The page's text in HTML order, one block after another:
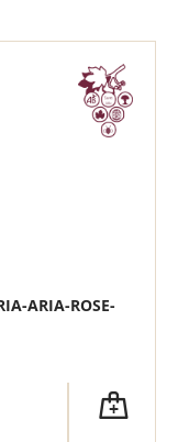
ARIA-ROSE-